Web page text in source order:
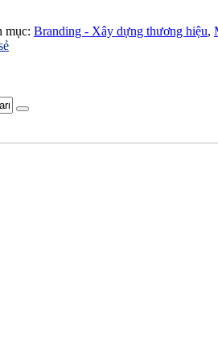
mục: Branding - Xây dựng thương hiệu,